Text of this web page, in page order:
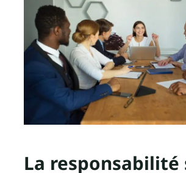
La responsabilité